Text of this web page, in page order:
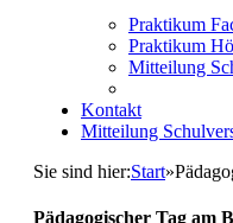
Praktikum
Praktikum
Mitteilung
Kontakt
Mitteilung
Sie sind hier:Start»
Pädagogischer Tag am